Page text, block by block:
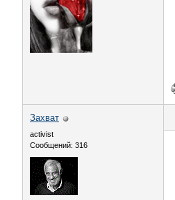
Захват
activist
Сообщений: 316